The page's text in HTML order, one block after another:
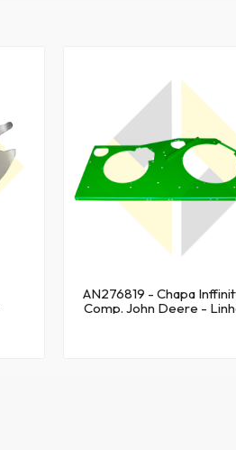
AN276819 - Chapa
Comp. John Deere -